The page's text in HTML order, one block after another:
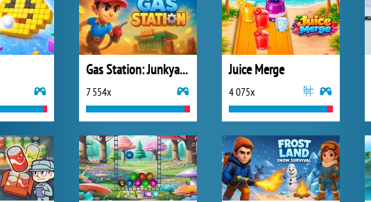
Gas Station: Junkyard Tycoon
7 554x
Juice Merge
4 075x